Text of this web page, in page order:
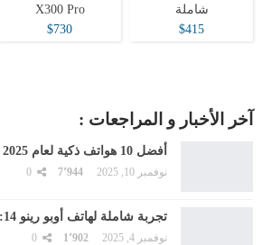
شاملة
$415
X300 Pro
$730
آخر الأخبار و المراجعات :
أفضل 10 هواتف ذكية لعام 2025
نوفمبر 10, 2025 7٬944
تجربة شاملة لهاتف أوبو رينو 14: هل يستحق الشراء؟
نوفمبر 4, 2025 1٬902